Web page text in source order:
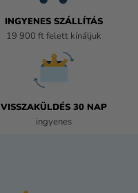
INGYENES SZÁLLÍTÁS
19 900 ft felett kínáljuk
VISSZAKÜLDÉS 30 NAP
ingyenes